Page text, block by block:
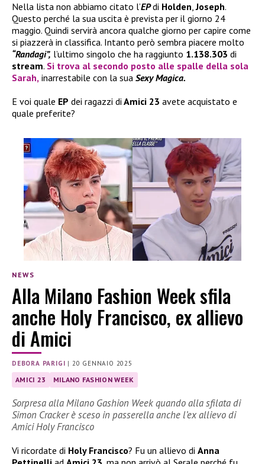
Nella lista non abbiamo citato l’EPdi Holden,Joseph.
Questo perché la sua uscita è prevista per il giorno 24
maggio. Quindi servirà ancora qualche giorno per capire come
si piazzerà in classifica. Intanto però sembra piacere molto
“Randagi”, l’ultimo singolo che ha raggiunto 1.138.303 di
stream. Si trova al secondo posto alle spalle della sola
Sarah, inarrestabile con la sua Sexy Magica.
E voi quale EP dei ragazzi di Amici 23 avete acquistato e
quale preferite?
NEWS
Alla Milano Fashion Week sfila
anche Holy Francisco, ex allievo
di Amici
DEBORA PARIGI | 20 GENNAIO 2025
AMICI 23 MILANO FASHION WEEK
Sorpresa alla Milano Gashion Week quando alla sfilata di
Simon Cracker è sceso in passerella anche l’ex allievo di
Amici Holy Francisco
Vi ricordate di Holy Francisco? Fu un allievo di Anna